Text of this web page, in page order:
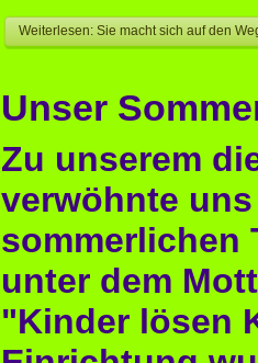
Weiterlesen: Sie macht sich auf den
Unser
Zu unserem
verwöhnte
sommerlichen
unter dem
"Kinder lösen